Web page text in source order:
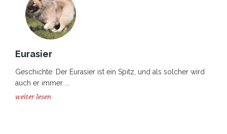
Eurasier
Geschichte: Der Eurasier ist ein Spitz, und als solcher wird
auch er immer ...
weiter lesen